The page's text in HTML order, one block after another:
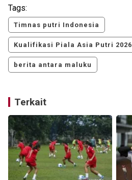
Tags:
Timnas putri Indonesia
Kualifikasi Piala Asia Putri 2026
berita antara maluku
Terkait